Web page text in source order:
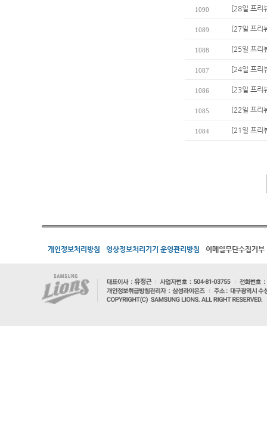
1090 [28일 프리
1089 [27일 프리
1088 [25일 프리
1087 [24일 프리
1086 [23일 프리
1085 [22일 프리
1084 [21일 프리
개인정보처리방침 영상정보처리기기 운영관리방침 이메일무단수집거부